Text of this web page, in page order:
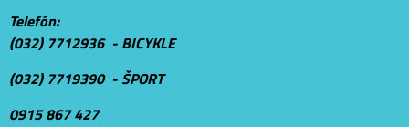
Telefón:
(032) 7712936 - BICYKLE
(032) 7719390 - ŠPORT
0915 867 427